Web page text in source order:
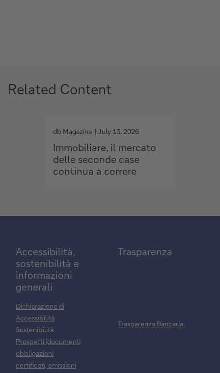
Related Content
o
t
o
db Magazine July 13, 2026
Immobiliare, il mercato
delle seconde case
continua a correre
Accessibilità,
sostenibilità e
informazioni
generali
Dichiarazione di
Accessibilità
Sostenibilità
Prospetti (documenti
obbligazioni
certificati, emissioni
Trasparenza
Trasparenza Bancaria